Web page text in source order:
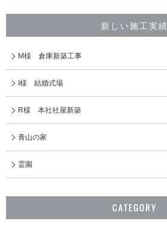
新しい施工実績
M様 倉庫新築工事
I様 結婚式場
R様 本社社屋新築
青山の家
霊園
CATEGORY